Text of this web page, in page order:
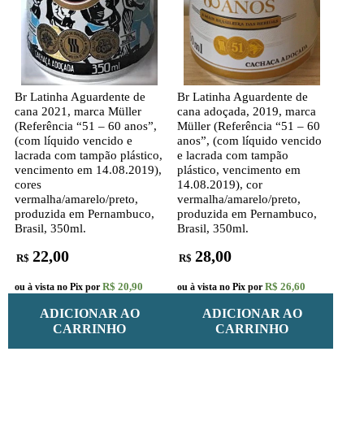
Br Latinha Aguardente de
cana 2021, marca Müller
(Referência “51 – 60 anos”,
(com líquido vencido e
lacrada com tampão plástico,
vencimento em 14.08.2019),
cores
vermalha/amarelo/preto,
produzida em Pernambuco,
Brasil, 350ml.
R$ 22,00
ou à vista no Pix por R$ 20,90
ADICIONAR AO
CARRINHO
Br Latinha Aguardente de
cana adoçada, 2019, marca
Müller (Referência “51 – 60
anos”, (com líquido vencido
e lacrada com tampão
plástico, vencimento em
14.08.2019), cor
vermalha/amarelo/preto,
produzida em Pernambuco,
Brasil, 350ml.
R$ 28,00
ou à vista no Pix por R$ 26,60
ADICIONAR AO
CARRINHO